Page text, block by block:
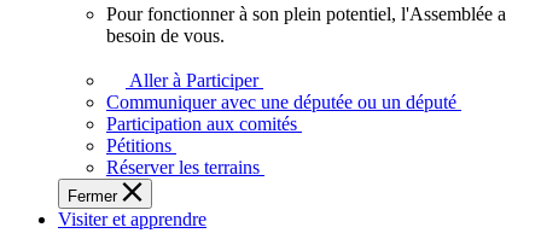
plein
potentiel,
l'Assemblée
a
besoin
de
Pour fonctionner à son plein potentiel, l'Assemblée a
besoin de vous.
Aller à Participer
Communiquer avec une députée ou un député
Participation aux comités
Pétitions
Réserver les terrains
Fermer
Visiter et apprendre